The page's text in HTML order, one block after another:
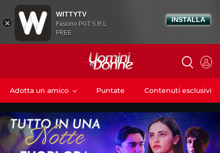
Adotta un amico Puntate Contenuti esclusivi
WITTYTV
Fascino PGT S.R.L
FREE
INSTALLA